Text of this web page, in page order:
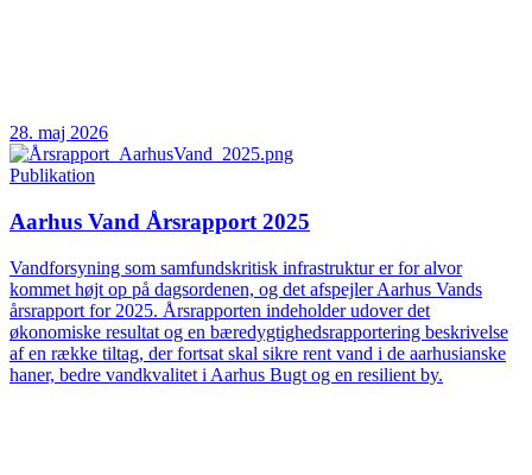
28. maj 2026
Publikation
Aarhus Vand Årsrapport 2025
Vandforsyning som samfundskritisk infrastruktur er for alvor
kommet højt op på dagsordenen, og det afspejler Aarhus Vands
årsrapport for 2025. Årsrapporten indeholder udover det
økonomiske resultat og en bæredygtighedsrapportering beskrivelse
af en række tiltag, der fortsat skal sikre rent vand i de aarhusianske
haner, bedre vandkvalitet i Aarhus Bugt og en resilient by.